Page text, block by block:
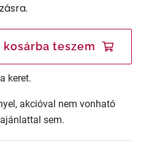
teszem
keret.
akcióval nem vonható
sem.